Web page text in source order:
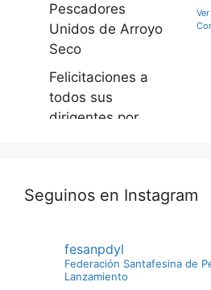
Pescadores
Unidos de Arroyo
Seco
Felicitaciones a
todos sus
dirigentes por
o deportivo de
Photo
Ver en Facebook
·
Compartir
Seguinos en Instagram
fesanpdyl
Federación Santafesina de
Lanzamiento